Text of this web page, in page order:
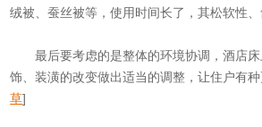
绒被、蚕丝被等，使用时间长了，其松软性、
最后要考虑的是整体的环境协调，酒店床
饰、装潢的改变做出适当的调整，让住户有
草]